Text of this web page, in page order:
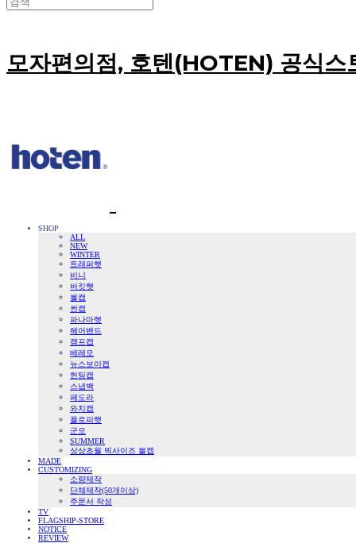
모자편의점, 호텐(HOTEN) 공식스
SHOP
ALL
NEW
WINTER
트래퍼햇
비니
버킷햇
볼캡
썬캡
파나마햇
헤어밴드
캠프캡
베레모
뉴스보이캡
헌팅캡
스냅백
페도라
와치캡
플로피햇
군모
SUMMER
상상초월 빅사이즈 볼캡
MADE
CUSTOMIZING
소량제작
단체제작(50개이상)
주문서 작성
TV
FLAGSHIP-STORE
NOTICE
REVIEW